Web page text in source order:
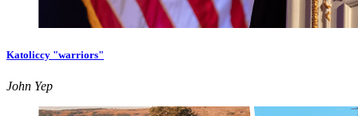
Katoliccy "warriors"
John Yep